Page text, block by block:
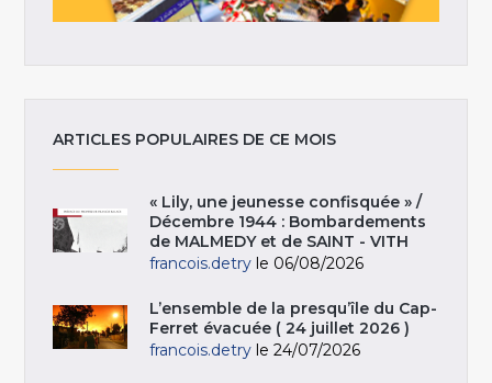
ARTICLES POPULAIRES DE CE MOIS
« Lily, une jeunesse confisquée » /
Décembre 1944 : Bombardements
de MALMEDY et de SAINT - VITH
francois.detry le 06/08/2026
L’ensemble de la presqu’île du Cap-
Ferret évacuée ( 24 juillet 2026 )
francois.detry le 24/07/2026